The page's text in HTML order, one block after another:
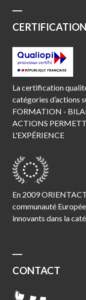
La certification
catégories d’actions
FORMATION -
ACTIONS
L'EXPÉRIENCE
En 2009
communauté
innovants dans la
CONTACT